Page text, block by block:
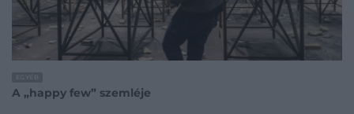
A „happy few” szemléje